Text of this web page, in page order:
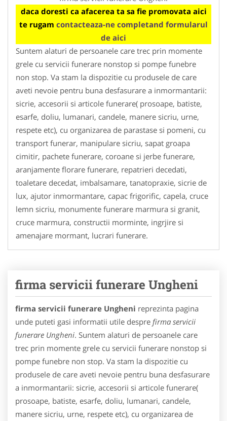
daca doresti ca afacerea ta sa fie promovata aici
te rugam contacteaza-ne completand formularul
de aici
Suntem alaturi de persoanele care trec prin momente
grele cu servicii funerare nonstop si pompe funebre
non stop. Va stam la dispozitie cu produsele de care
aveti nevoie pentru buna desfasurare a inmormantarii:
sicrie, accesorii si articole funerare( prosoape, batiste,
esarfe, doliu, lumanari, candele, manere sicriu, urne,
respete etc), cu organizarea de parastase si pomeni, cu
transport funerar, manipulare sicriu, sapat groapa
cimitir, pachete funerare, coroane si jerbe funerare,
aranjamente florare funerare, repatrieri decedati,
toaletare decedat, imbalsamare, tanatopraxie, sicrie de
lux, ajutor inmormantare, capac frigorific, capela, cruce
lemn sicriu, monumente funerare marmura si granit,
cruce marmura, constructii morminte, ingrjire si
amenajare mormant, lucrari funerare.
firma servicii funerare Ungheni
firma servicii funerare Ungheni reprezinta pagina
unde puteti gasi informatii utile despre firma servicii
funerare Ungheni. Suntem alaturi de persoanele care
trec prin momente grele cu servicii funerare nonstop si
pompe funebre non stop. Va stam la dispozitie cu
produsele de care aveti nevoie pentru buna desfasurare
a inmormantarii: sicrie, accesorii si articole funerare(
prosoape, batiste, esarfe, doliu, lumanari, candele,
manere sicriu, urne, respete etc), cu organizarea de